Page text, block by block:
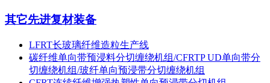
其它先进复材装备
LFRT长玻璃纤维造粒生产线
碳纤维单向带预浸料分切缠绕机组/CFRTP UD单向带分
切缠绕机组/玻纤单向预浸带分切缠绕机组